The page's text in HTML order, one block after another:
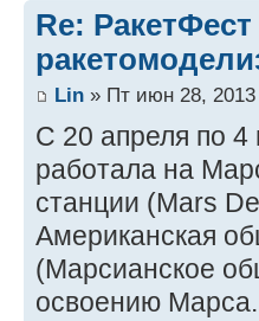
Re:
Lin » Пт июн 28, 2013
С 20 апреля по 4
работала на
станции (Mars
Американская
(Марсианское
освоению